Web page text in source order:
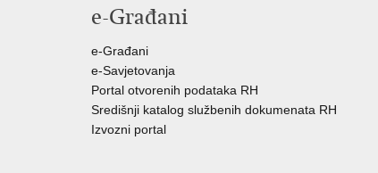
e-Građani
e-Građani
e-Savjetovanja
Portal otvorenih podataka RH
Središnji katalog službenih dokumenata RH
Izvozni portal